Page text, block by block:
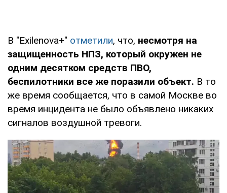
В "Exilenova+" отметили, что, несмотря на
защищенность НПЗ, который окружен не
одним десятком средств ПВО,
беспилотники все же поразили объект. В то
же время сообщается, что в самой Москве во
время инцидента не было объявлено никаких
сигналов воздушной тревоги.